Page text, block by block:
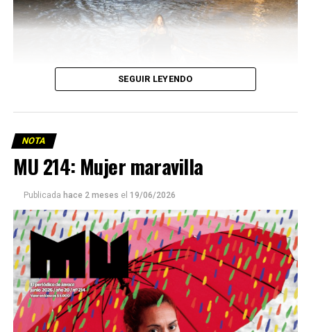
Este número 215 de MU ☝️viene con doble tapa, que
podría ser una frase:
Sin chamuyo, a remarla.
SEGUIR LEYENDO
NOTA
MU 214: Mujer maravilla
Publicada hace 2 meses el 19/06/2026